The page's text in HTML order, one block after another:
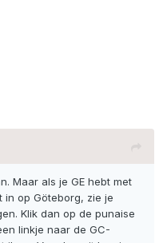
Maar als je GE hebt met
in op Göteborg, zie je
Klik dan op de punaise
linkje naar de GC-